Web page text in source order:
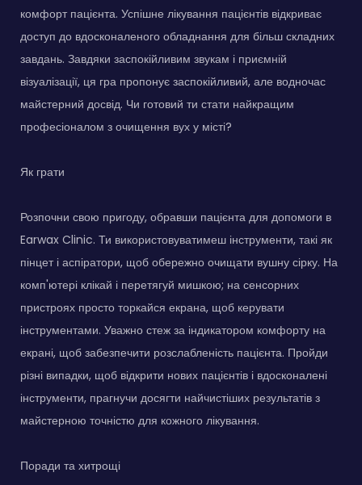
комфорт пацієнта. Успішне лікування пацієнтів відкриває
доступ до вдосконаленого обладнання для більш складних
завдань. Завдяки заспокійливим звукам і приємній
візуалізації, ця гра пропонує заспокійливий, але водночас
майстерний досвід. Чи готовий ти стати найкращим
професіоналом з очищення вух у місті?
Як грати
Розпочни свою пригоду, обравши пацієнта для допомоги в
Earwax Clinic. Ти використовуватимеш інструменти, такі як
пінцет і аспіратори, щоб обережно очищати вушну сірку. На
комп'ютері клікай і перетягуй мишкою; на сенсорних
пристроях просто торкайся екрана, щоб керувати
інструментами. Уважно стеж за індикатором комфорту на
екрані, щоб забезпечити розслабленість пацієнта. Пройди
різні випадки, щоб відкрити нових пацієнтів і вдосконалені
інструменти, прагнучи досягти найчистіших результатів з
майстерною точністю для кожного лікування.
Поради та хитрощі